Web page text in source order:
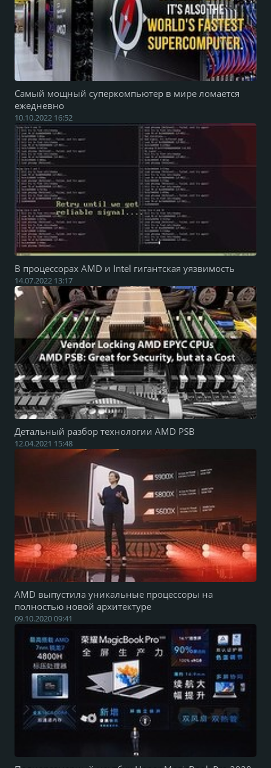
Самый мощный суперкомпьютер в мире ломается
ежедневно
10.10.2022 16:52
В процессорах AMD и Intel гигантская уязвимость
14.07.2022 13:17
Детальный разбор технологии AMD PSB
12.04.2021 15:48
AMD выпустила уникальные процессоры на
полностью новой архитектуре
09.10.2020 09:41